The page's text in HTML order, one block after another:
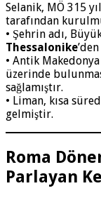
Selanik, MÖ 315
tarafından
• Şehrin adı,
Thessalonike
• Antik
üzerinde
sağlamıştır.
• Liman, kısa
gelmiştir.
Roma
Parlayan